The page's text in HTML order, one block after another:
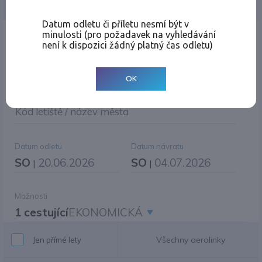
Místo odletu
Kód letiště / název města
Datum odletu
SO | 20.06.2026
Datum návratu
SO | 04.07.2026
Možnosti
1 cestujícíEKONOMICKÁ
Jen přímé lety Všechny aerolinky
Datum odletu či příletu nesmí být v
minulosti (pro požadavek na vyhledávání
není k dispozici žádný platný čas odletu)
OK